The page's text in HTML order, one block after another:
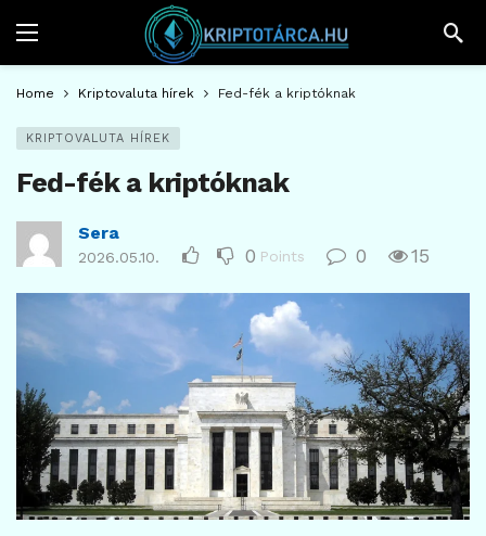
Home Kriptovaluta hírek Fed-fék a kriptóknak
KRIPTOVALUTA HÍREK
Fed-fék a kriptóknak
Sera
2026.05.10. 0 Points 0 15